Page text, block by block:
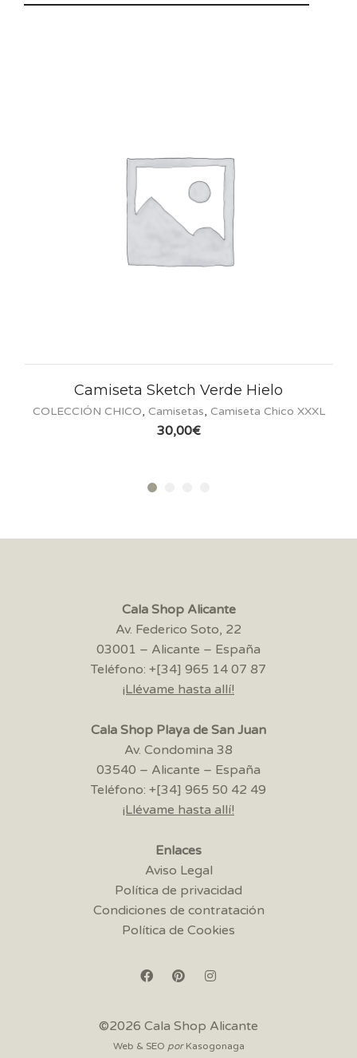
Sketch Verde Hielo
Camisetas,Camiseta Chico XXXL
Cala Shop Alicante
Av. Federico Soto, 22
03001 – Alicante – España
Teléfono: +[34] 965 14 07 87
¡Llévame hasta allí!
Cala Shop Playa de San Juan
Av. Condomina 38
03540 – Alicante – España
Teléfono: +[34] 965 50 42 49
¡Llévame hasta allí!
Enlaces
Aviso Legal
Política de privacidad
Condiciones de contratación
Política de Cookies
©2026 Cala Shop Alicante
Web & SEO por Kasogonaga